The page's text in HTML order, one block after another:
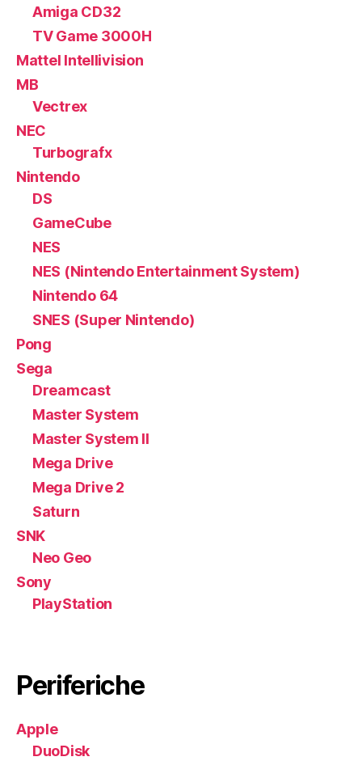
Amiga CD32
TV Game 3000H
Mattel Intellivision
MB
Vectrex
NEC
Turbografx
Nintendo
DS
GameCube
NES
NES (Nintendo Entertainment System)
Nintendo 64
SNES (Super Nintendo)
Pong
Sega
Dreamcast
Master System
Master System II
Mega Drive
Mega Drive 2
Saturn
SNK
Neo Geo
Sony
PlayStation
Periferiche
Apple
DuoDisk